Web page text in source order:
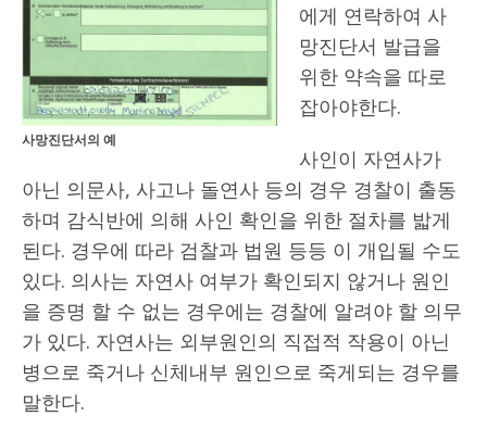
사망진단서의 예
에게 연락하여 사
망진단서 발급을
위한 약속을 따로
잡아야한다.
사인이 자연사가
아닌 의문사, 사고나 돌연사 등의 경우 경찰이 출동
하며 감식반에 의해 사인 확인을 위한 절차를 밟게
된다. 경우에 따라 검찰과 법원 등등 이 개입될 수도
있다. 의사는 자연사 여부가 확인되지 않거나 원인
을 증명 할 수 없는 경우에는 경찰에 알려야 할 의무
가 있다. 자연사는 외부원인의 직접적 작용이 아닌
병으로 죽거나 신체내부 원인으로 죽게되는 경우를
말한다.